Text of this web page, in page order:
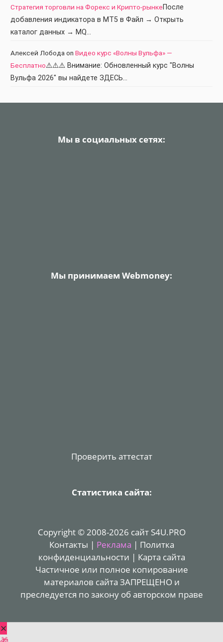
Стратегия торговли на Форекс и Крипто-рынкеПосле
добавления индикатора в МТ5 в Файл → Открыть
каталог данных → MQ…
Алексей Лобода on Видео курс «Волны Вульфа» —
Бесплатно⚠️⚠️⚠️ Внимание: Обновленный курс "Волны
Вульфа 2026" вы найдете ЗДЕСЬ…
Мы в социальных сетях:
Мы принимаем Webmoney:
Проверить аттестат
Статистика сайта:
Copyright © 2008-2026 сайт S4U.PRO
Контакты | Реклама | Политка
конфиденциальности | Карта сайта
Частичное или полное копирование
материалов сайта ЗАПРЕЩЕНО и
преследуется по закону об авторском праве
✕